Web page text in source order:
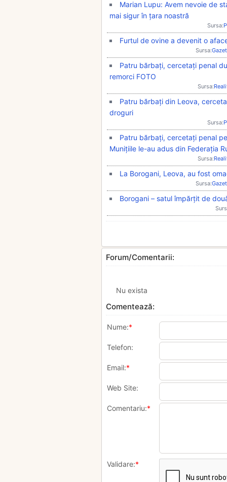
Marian Lupu: Avem nevoie de
mai sigur în țara noastră
Sursa:
Furtul de ovine a devenit o
Sursa:
Patru bărbați, cercetați penal
remorci FOTO
Sursa:
Patru bărbați din Leova,
droguri
Sursa:
Patru bărbați, cercetați penal
Munițiile le-au adus din Federația
Sursa:
La Borogani, Leova, au fost
Sursa:
Borogani – satul împărțit de
Forum/Comentarii:
Nu exista
Comentează:
Nume:*
Telefon:
Email:*
Web Site:
Comentariu:*
Validare:*